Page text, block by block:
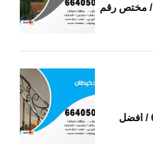
رقم حداد النعيم / 66405051 / مختص رقم
رقم حداد خيطان / 66405051 / افضل